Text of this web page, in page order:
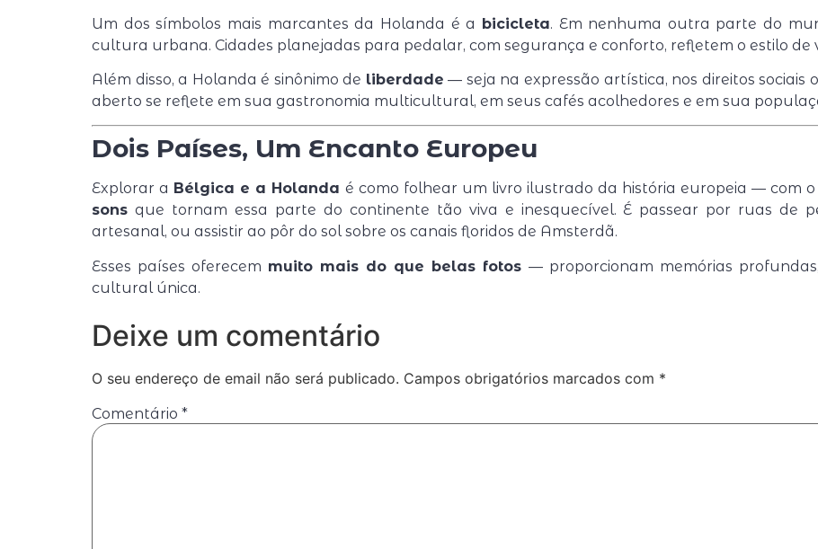
Um dos símbolos mais marcantes da Holanda é a bicicleta. Em nenhuma outra parte do
cultura urbana. Cidades planejadas para pedalar, com segurança e conforto, refletem o estilo de
Além disso, a Holanda é sinônimo de liberdade — seja na expressão artística, nos direitos sociais
aberto se reflete em sua gastronomia multicultural, em seus cafés acolhedores e em sua
Dois Países, Um Encanto Europeu
Explorar a Bélgica e a Holanda é como folhear um livro ilustrado da história europeia — com
sons que tornam essa parte do continente tão viva e inesquecível. É passear por ruas de
artesanal, ou assistir ao pôr do sol sobre os canais floridos de Amsterdã.
Esses países oferecem muito mais do que belas fotos — proporcionam memórias
cultural única.
Deixe um comentário
O seu endereço de email não será publicado. Campos obrigatórios marcados com *
Comentário *